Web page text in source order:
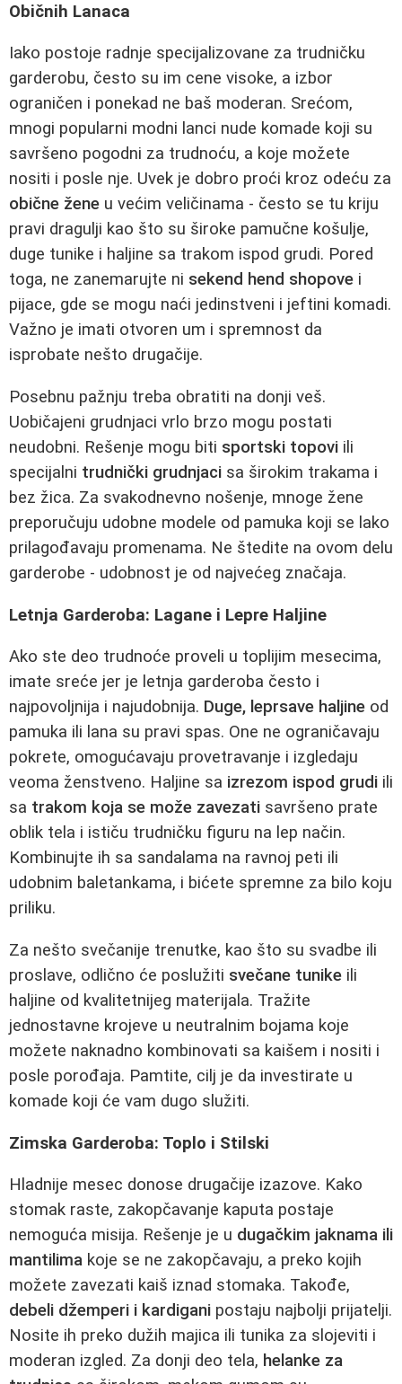
Običnih Lanaca
Iako postoje radnje specijalizovane za trudničku
garderobu, često su im cene visoke, a izbor
ograničen i ponekad ne baš moderan. Srećom,
mnogi popularni modni lanci nude komade koji su
savršeno pogodni za trudnoću, a koje možete
nositi i posle nje. Uvek je dobro proći kroz odeću za
obične žene u većim veličinama - često se tu kriju
pravi dragulji kao što su široke pamučne košulje,
duge tunike i haljine sa trakom ispod grudi. Pored
toga, ne zanemarujte ni sekend hend shopove i
pijace, gde se mogu naći jedinstveni i jeftini komadi.
Važno je imati otvoren um i spremnost da
isprobate nešto drugačije.
Posebnu pažnju treba obratiti na donji veš.
Uobičajeni grudnjaci vrlo brzo mogu postati
neudobni. Rešenje mogu biti sportski topovi ili
specijalni trudnički grudnjaci sa širokim trakama i
bez žica. Za svakodnevno nošenje, mnoge žene
preporučuju udobne modele od pamuka koji se lako
prilagođavaju promenama. Ne štedite na ovom delu
garderobe - udobnost je od najvećeg značaja.
Letnja Garderoba: Lagane i Lepre Haljine
Ako ste deo trudnoće proveli u toplijim mesecima,
imate sreće jer je letnja garderoba često i
najpovoljnija i najudobnija. Duge, leprsave haljine od
pamuka ili lana su pravi spas. One ne ograničavaju
pokrete, omogućavaju provetravanje i izgledaju
veoma ženstveno. Haljine sa izrezom ispod grudi ili
sa trakom koja se može zavezati savršeno prate
oblik tela i ističu trudničku figuru na lep način.
Kombinujte ih sa sandalama na ravnoj peti ili
udobnim baletankama, i bićete spremne za bilo koju
priliku.
Za nešto svečanije trenutke, kao što su svadbe ili
proslave, odlično će poslužiti svečane tunike ili
haljine od kvalitetnijeg materijala. Tražite
jednostavne krojeve u neutralnim bojama koje
možete naknadno kombinovati sa kaišem i nositi i
posle porođaja. Pamtite, cilj je da investirate u
komade koji će vam dugo služiti.
Zimska Garderoba: Toplo i Stilski
Hladnije mesec donose drugačije izazove. Kako
stomak raste, zakopčavanje kaputa postaje
nemoguća misija. Rešenje je u dugačkim jaknama ili
mantilima koje se ne zakopčavaju, a preko kojih
možete zavezati kaiš iznad stomaka. Takođe,
debeli džemperi i kardigani postaju najbolji prijatelji.
Nosite ih preko dužih majica ili tunika za slojeviti i
moderan izgled. Za donji deo tela, helanke za